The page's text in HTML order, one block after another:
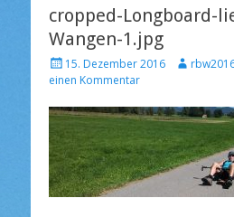
cropped-Longboard-
Wangen-1.jpg
V
e
ö
f
e
n
t
15. Dezember 2016
A
o
einen Kommentar